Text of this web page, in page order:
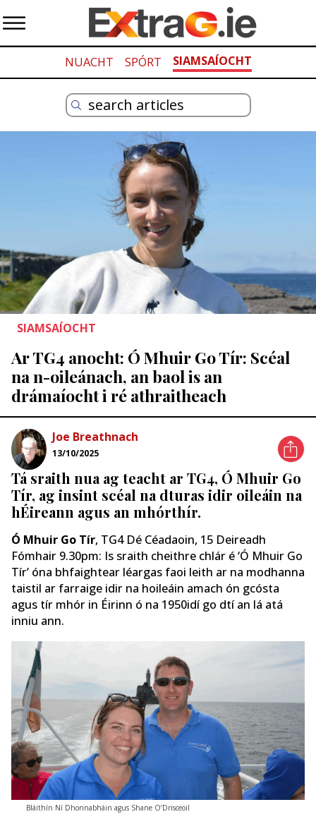
NUACHT SPÓRT SIAMSAÍOCHT
SIAMSAÍOCHT
Ar TG4 anocht: Ó Mhuir Go Tír: Scéal
na n-oileánach, an baol is an
drámaíocht i ré athraitheach
Joe Breathnach
13/10/2025
Tá sraith nua ag teacht ar TG4, Ó Mhuir Go
Tír, ag insint scéal na dturas idir oileáin na
hÉireann agus an mhórthír.
Ó Mhuir Go Tír, TG4 Dé Céadaoin, 15 Deireadh
Fómhair 9.30pm: Is sraith cheithre chlár é ‘Ó Mhuir Go
Tír’ óna bhfaightear léargas faoi leith ar na modhanna
taistil ar farraige idir na hoileáin amach ón gcósta
agus tír mhór in Éirinn ó na 1950idí go dtí an lá atá
inniu ann.
Bláithín Ní Dhonnabháin agus Shane O’Drisceoil